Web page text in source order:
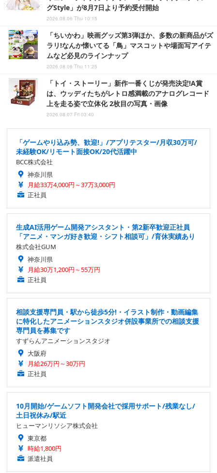
グStyle」が8月7日より予約受付開始
2026.08.06 Thu 10:15
「ちいかわ」映画グッズ第3弾ほか、多数の新商品がズ
ラリ!なんか懐いてる「鳥」マスコットや場面写アイテ
ムなど必見のラインナップ
2026.08.06 Thu 11:25
「トイ・ストーリー」新作一番くじが発売決定!A賞
は、ウッディたちがレトロ感満載のアナログレコード
上を走る姿で立体化 2枚目の写真・画像
2026.08.07 Fri 03:40
「ゲームやり込み勢、歓迎!」/アプリテスター/月収30万可/
未経験OK/リモート面接OK/20代活躍中
BCC株式会社
神奈川県
月給33万4,000円～37万3,000円
正社員
生成AI活用ゲーム開発アシスタント・第2新卒歓迎正社員
「アニメ・マンガ好き歓迎・シフト相談可」/育休実績あり
株式会社GUM
神奈川県
月給30万1,200円～55万円
正社員
相談支援専門員・駅から徒歩5分!・イラスト制作・動画編集
に特化したアニメーションスタジオ併設事業所での相談支援
専門員を募集です
すずらんアニメーションスタジオ
大阪府
月給26万円～30万円
正社員
10月開始/ゲームソフト開発会社で採用サポート/残業なし/
土日祝休み/駅近
ヒューマンリソシア株式会社
東京都
時給1,800円
派遣社員